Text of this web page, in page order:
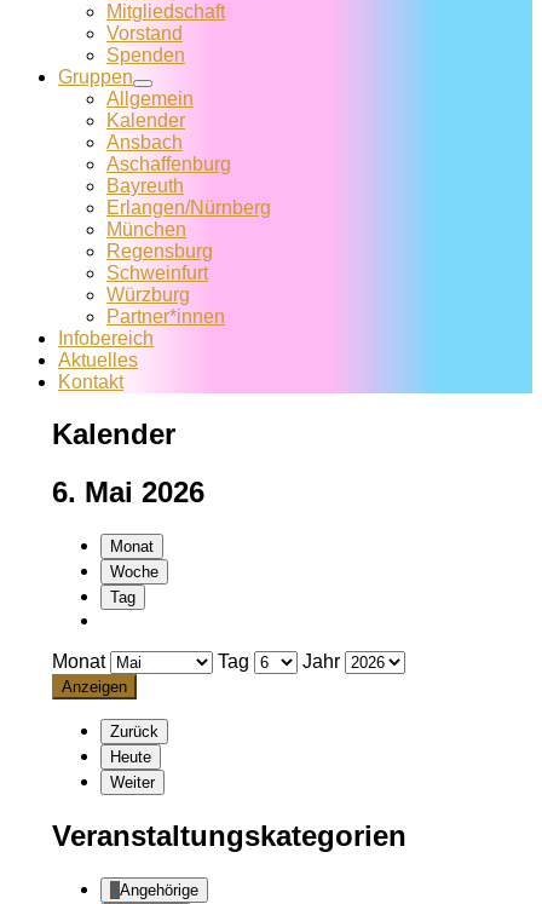
Mitglied­schaft
Vorstand
Spenden
Gruppen
Allgemein
Kalender
Ansbach
Aschaffenburg
Bayreuth
Erlangen/Nürnberg
München
Regensburg
Schweinfurt
Würzburg
Partner*innen
Infobereich
Aktuelles
Kontakt
Kalender
6. Mai 2026
Monat
Woche
Tag
Monat Tag Jahr
Zurück
Heute
Weiter
Veranstaltungskategorien
Angehörige